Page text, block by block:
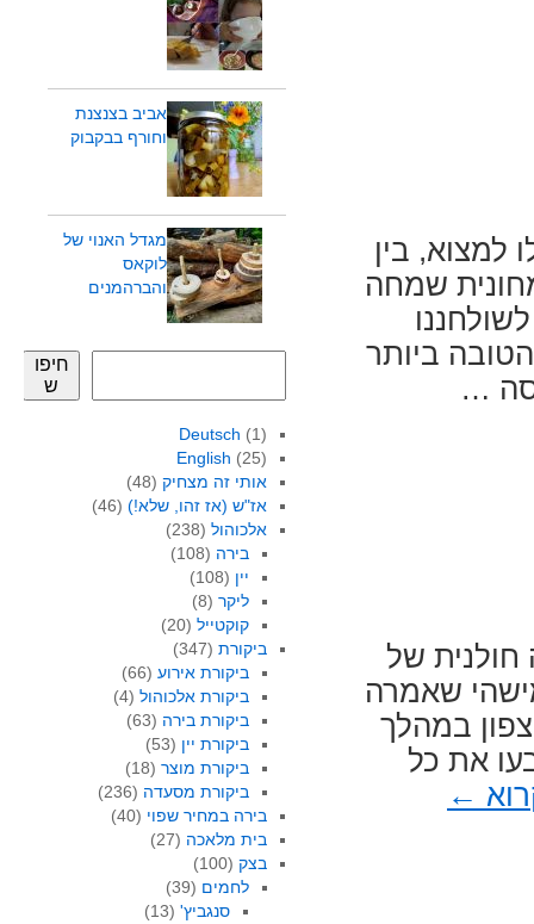
למצוא, בין
שמחה
ביותר
…
של
שאמרה
במהלך
את כל
←
אביב בצנצנת
וחורף בבקבוק
מגדל האנוי של
לוקאס
והברהמנים
חיפו
ש
Deutsch (1)
English (25)
אותי זה מצחיק(48)
אז"ש (אז זהו, שלא!)(46)
אלכוהול(238)
בירה (108)
יין (108)
ליקר (8)
קוקטייל (20)
ביקורת(347)
ביקורת אירוע (66)
ביקורת אלכוהול (4)
ביקורת בירה (63)
ביקורת יין (53)
ביקורת מוצר (18)
ביקורת מסעדה (236)
בירה במחיר שפוי (40)
בית מלאכה (27)
בצק(100)
לחמים (39)
סנגביץ'(13)